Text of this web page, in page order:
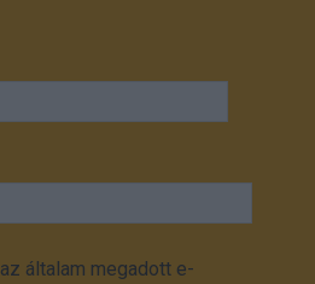
általam megadott e-